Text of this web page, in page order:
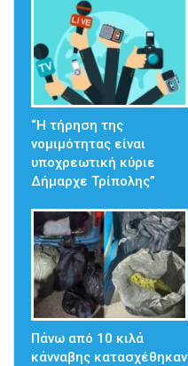
“Η τήρηση της
νομιμότητας είναι
υποχρεωτική κύριε
Δήμαρχε Τρίπολης”
Πάνω από 10 κιλά
κάνναβης κατασχέθηκαν